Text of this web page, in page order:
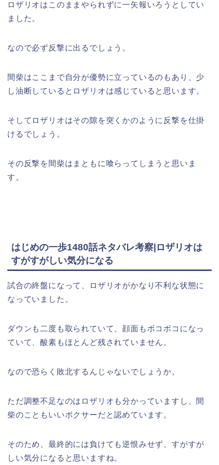
ロザリオはこのままやられずに一矢報いろうとしてい
ました。
なので必ず反撃に出るでしょう。
間柴はここまで自分が優勢に立っているのもあり、少
し油断しているとロザリオは感じていると思います。
そしてロザリオはその隙を突くかのように反撃を仕掛
けるでしょう。
その反撃を間柴はまともに喰らってしまうと思いま
す。
はじめの一歩1480話ネタバレ考察|ロザリオは
すがすがしい気分になる
試合の終盤になって、ロザリオがかなり不利な状態に
なっていました。
ダウンも二度も取られていて、顔面もボコボコになっ
ていて、酸素もほとんど残されていません。
なので恐らく敗北するんじゃないでしょうか。
ただ調整不足なのはロザリオも分かっていますし、間
柴のこともいいボクサーだと認めています。
そのため、最終的には負けても逆恨みせず、すがすが
しい気分になると思いますね。